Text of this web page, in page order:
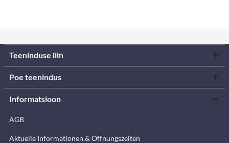
Teeninduse liin
Poe teenindus
Informatsioon
AGB
Aktuelle Informationen & Öffnungszeiten